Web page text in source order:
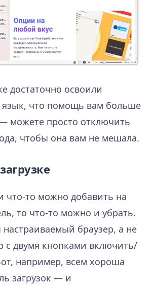
достаточно освоили
что помощь вам больше
можете просто отключить
чтобы она вам не мешала.
что-то можно добавить на
то что-то можно и убрать.
браузер, а не
с двумя кнопками включить/
например, всем хороша
загрузок — и